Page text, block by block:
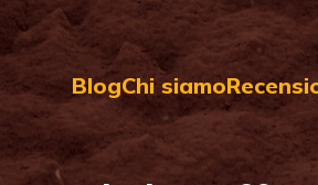
BlogChi siamo